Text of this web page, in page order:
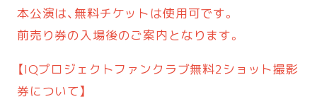
本公演は、無料チケットは使用可です。
前売り券の入場後のご案内となります。
【IQプロジェクトファンクラブ無料2ショット撮影
券について】